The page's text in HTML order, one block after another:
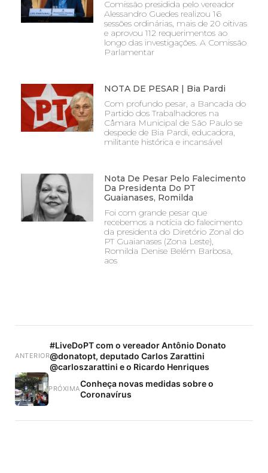
Comissão presidida pelo vereador
Alessandro Guedes realizou 16
sessões ordinárias, mais de 20 oitivas
e aprovou 112 requerimentos ao
longo das investigações. A Comissão
Parlamentar
NOTA DE PESAR | Bia Pardi
Com profundo pesar, a Bancada do
Partido dos Trabalhadores na
Câmara Municipal de São Paulo se
despede de Bia Pardi, educadora,
militante histórica e incansável
Nota De Pesar Pelo Falecimento
Da Presidenta Do PT
Guaianases, Romilda
Foi com grande pesar que
recebemos a notícia do falecimento
da presidenta do Diretório Zonal do
PT Guaianases (Zona Leste),
Romilda Denise Belém Barbosa,
aos
ANTERIOR
#LiveDoPT com o vereador Antônio Donato
@donatopt, deputado Carlos Zarattini
@carloszarattini e o Ricardo Henriques
PRÓXIMAConheça novas medidas sobre o
Coronavírus